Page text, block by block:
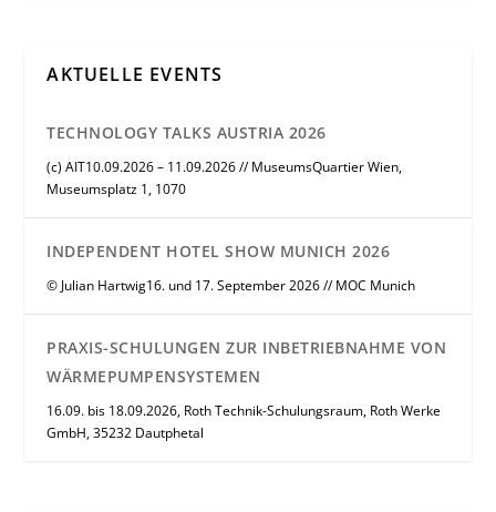
AKTUELLE EVENTS
TECHNOLOGY TALKS AUSTRIA 2026
(c) AIT10.09.2026 – 11.09.2026 // MuseumsQuartier Wien,
Museumsplatz 1, 1070
INDEPENDENT HOTEL SHOW MUNICH 2026
© Julian Hartwig16. und 17. September 2026 // MOC Munich
PRAXIS-SCHULUNGEN ZUR INBETRIEBNAHME VON
WÄRMEPUMPENSYSTEMEN
16.09. bis 18.09.2026, Roth Technik-Schulungsraum, Roth Werke
GmbH, 35232 Dautphetal